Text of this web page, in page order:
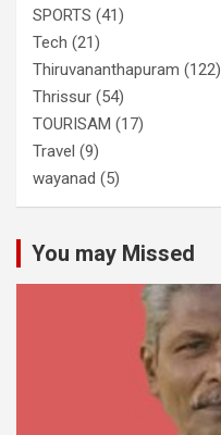
SPORTS (41)
Tech (21)
Thiruvananthapuram (122)
Thrissur (54)
TOURISAM (17)
Travel (9)
wayanad (5)
You may Missed